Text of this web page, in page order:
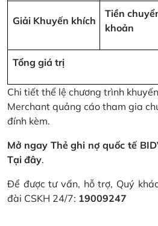
Giải Khuyến khích
Tiền
khoản
Tổng giá trị
Chi tiết thể lệ chương trình
Merchant quảng cáo tham gia
đính kèm.
Mở ngay Thẻ ghi nợ quốc tế
Tại đây.
Để được tư vấn, hỗ trợ, Quý
đài CSKH 24/7: 19009247